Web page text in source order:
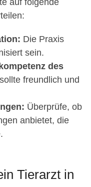
Die Praxis
sein.
des
freundlich und
Überprüfe, ob
anbietet, die
Tierarzt in